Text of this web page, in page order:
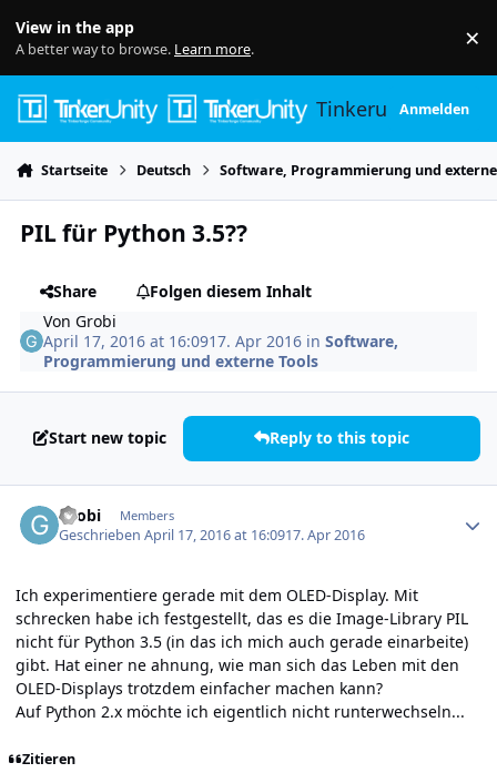
View in the app
A better way to browse. Learn more. ×
TinkerunityAnmelden
Startseite Deutsch Software, Programmierung und
PIL für Python 3.5??
Share
Folgen diesem Inhalt
VonGrobi
April 17, 2016 at 16:0917. Apr 2016 inSoftware,
Programmierung und externe Tools
Start new topic Reply to this topic
Grobi Members
GeschriebenApril 17, 2016 at 16:0917. Apr 2016
Ich experimentiere gerade mit dem OLED-Display. Mit
schrecken habe ich festgestellt, das es die Image-Library PIL
nicht für Python 3.5 (in das ich mich auch gerade einarbeite)
gibt. Hat einer ne ahnung, wie man sich das Leben mit den
OLED-Displays trotzdem einfacher machen kann?
Auf Python 2.x möchte ich eigentlich nicht runterwechseln...
Zitieren